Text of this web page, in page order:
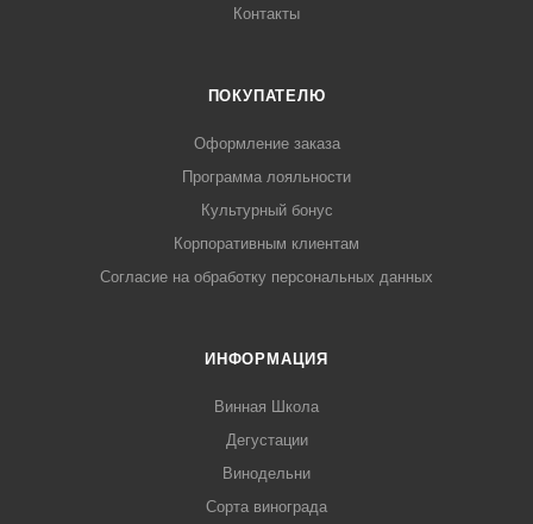
Контакты
ПОКУПАТЕЛЮ
Оформление заказа
Программа лояльности
Культурный бонус
Корпоративным клиентам
Согласие на обработку персональных данных
ИНФОРМАЦИЯ
Винная Школа
Дегустации
Винодельни
Сорта винограда